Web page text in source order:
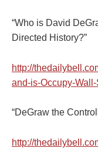
“Who is David
Directed History?”
http://
and-is-Occupy-
“DeGraw the
http://